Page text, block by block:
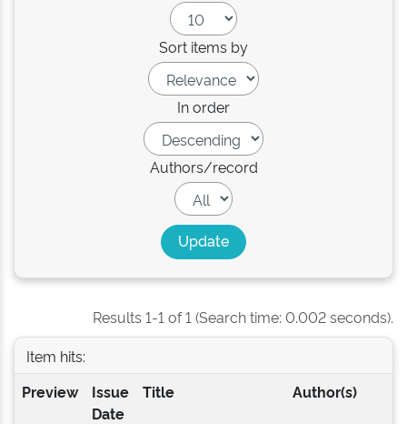
Sort items by
In order
Authors/record
Results 1-1 of 1 (Search time: 0.002 seconds).
Item hits:
Preview
Issue
Date
Title Author(s)